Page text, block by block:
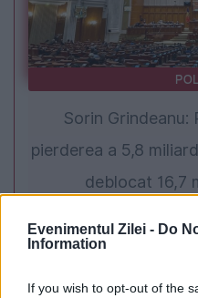
Evenimentul Zilei - Do
Information
If you wish to opt-out of the
Sorin
pierderea a 5,8
deblocat 16,7